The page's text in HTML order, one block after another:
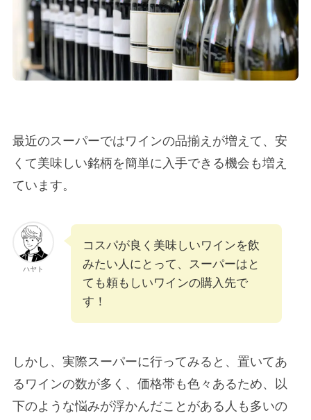
最近のスーパーではワインの品揃えが増えて、安
くて美味しい銘柄を簡単に入手できる機会も増え
ています。
ハヤト
コスパが良く美味しいワインを飲
みたい人にとって、スーパーはと
ても頼もしいワインの購入先で
す！
しかし、実際スーパーに行ってみると、置いてあ
るワインの数が多く、価格帯も色々あるため、以
下のような悩みが浮かんだことがある人も多いの